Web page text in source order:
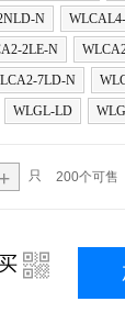
N
2LE-N
7LD-N
WLGL-LD
+ 只 200个可售
i